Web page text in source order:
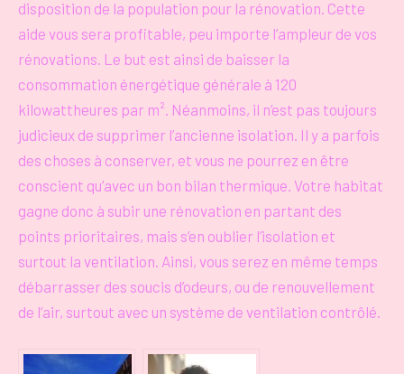
disposition de la population pour la rénovation. Cette
aide vous sera profitable, peu importe l’ampleur de vos
rénovations. Le but est ainsi de baisser la
consommation énergétique générale à 120
kilowattheures par m². Néanmoins, il n’est pas toujours
judicieux de supprimer l’ancienne isolation. Il y a parfois
des choses à conserver, et vous ne pourrez en être
conscient qu’avec un bon bilan thermique. Votre habitat
gagne donc à subir une rénovation en partant des
points prioritaires, mais s’en oublier l’isolation et
surtout la ventilation. Ainsi, vous serez en même temps
débarrasser des soucis d’odeurs, ou de renouvellement
de l’air, surtout avec un système de ventilation contrôlé.